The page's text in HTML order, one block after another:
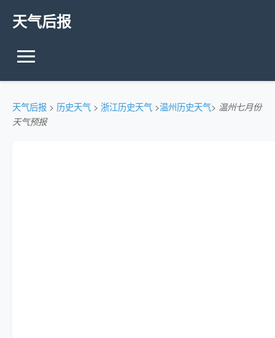
天气后报
天气后报 > 历史天气 > 浙江历史天气 >温州历史天气> 温州七月份
天气预报